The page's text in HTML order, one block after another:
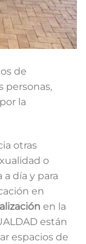
de
personas,
la
otras
o
día y para
en
en la
están
espacios de